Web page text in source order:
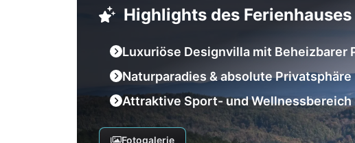
Highlights des Ferienhauses
Luxuriöse Designvilla mit Beheizbarer
Naturparadies & absolute Privatsphäre
Attraktive Sport- und Wellnessbereich
Fotogalerie